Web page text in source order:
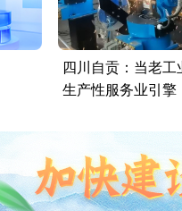
四川自贡：当老
生产性服务业引擎